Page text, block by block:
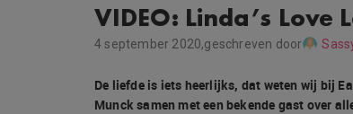
VIDEO: Linda’s Love
4 september 2020,geschreven door
De liefde is iets heerlijks, dat weten wij bij
Munck samen met een bekende gast over